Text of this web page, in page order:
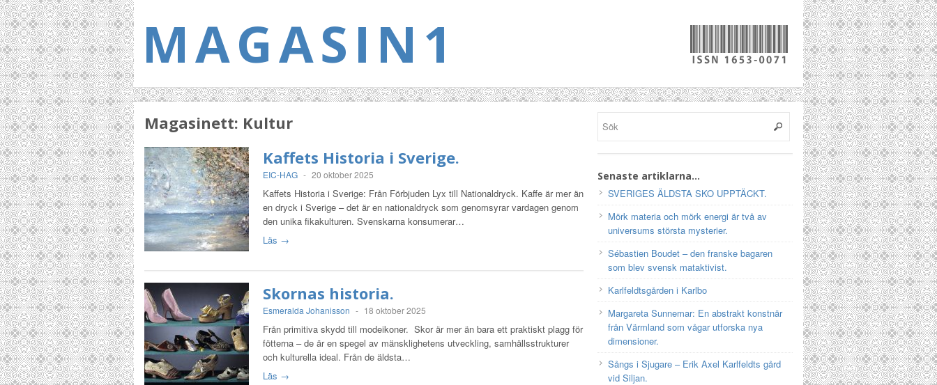
MAGASIN1
Magasinett: Kultur
Kaffets Historia i Sverige.
EIC-HAG - 20 oktober 2025
Kaffets Historia i Sverige: Från Förbjuden Lyx till Nationaldryck. Kaffe är mer än
en dryck i Sverige – det är en nationaldryck som genomsyrar vardagen genom
den unika fikakulturen. Svenskarna konsumerar…
Läs →
Skornas historia.
Esmeralda Johanisson - 18 oktober 2025
Från primitiva skydd till modeikoner. Skor är mer än bara ett praktiskt plagg för
fötterna – de är en spegel av mänsklighetens utveckling, samhällsstrukturer
och kulturella ideal. Från de äldsta…
Läs →
Senaste artiklarna…
SVERIGES ÄLDSTA SKO UPPTÄCKT.
Mörk materia och mörk energi är två av
universums största mysterier.
Sébastien Boudet – den franske bagaren
som blev svensk mataktivist.
Karlfeldtsgården i Karlbo
Margareta Sunnemar: En abstrakt konstnär
från Värmland som vågar utforska nya
dimensioner.
Sångs i Sjugare – Erik Axel Karlfeldts gård
vid Siljan.